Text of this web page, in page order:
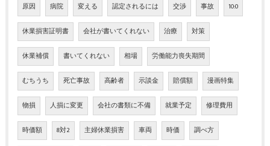
原因 病院 変える 認定されるには 交渉 事故 10:0
休業損害証明書 会社が書いてくれない 治療 対策
休業補償 書いてくれない 相場 労働能力喪失期間
むちうち 死亡事故 高齢者 示談金 賠償額 漫画特集
物損 人損に変更 会社の書類に不備 就業予定 修理費用
時価額 8対2 主婦休業損害 車両 時価 調べ方